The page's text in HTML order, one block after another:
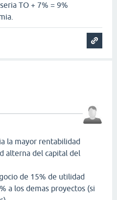
TO + 7% = 9%
la mayor rentabilidad
alterna del capital del
de 15% de utilidad
a los demas proyectos (si